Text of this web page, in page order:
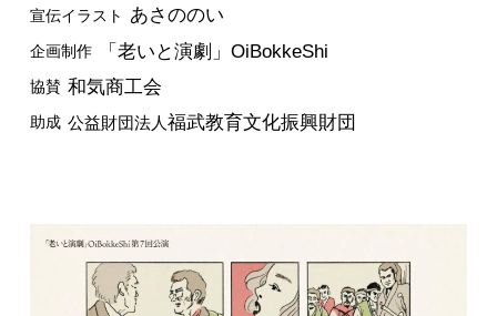
宣伝イラスト あさののい
企画制作 「老いと演劇」OiBokkeShi
協賛 和気商工会
助成 公益財団法人福武教育文化振興財団